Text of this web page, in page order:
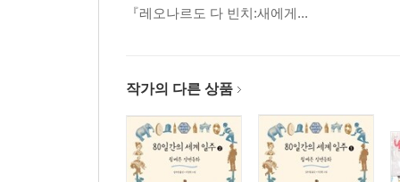
『레오나르도 다 빈치:새에게...
작가의 다른 상품